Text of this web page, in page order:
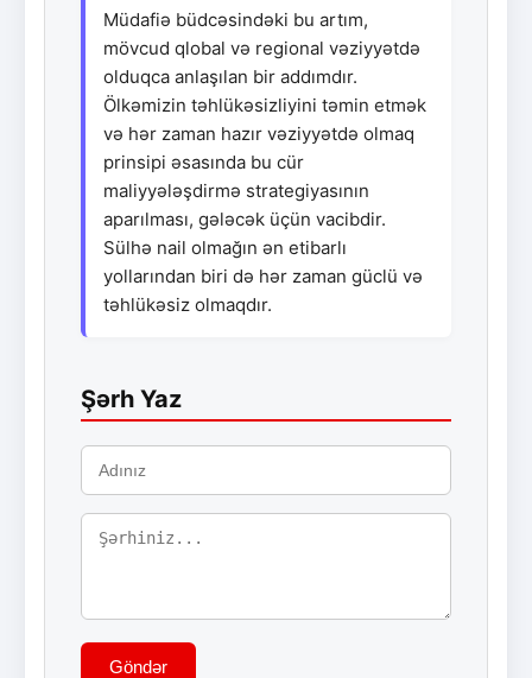
Müdafiə büdcəsindəki bu artım,
mövcud qlobal və regional vəziyyətdə
olduqca anlaşılan bir addımdır.
Ölkəmizin təhlükəsizliyini təmin etmək
və hər zaman hazır vəziyyətdə olmaq
prinsipi əsasında bu cür
maliyyələşdirmə strategiyasının
aparılması, gələcək üçün vacibdir.
Sülhə nail olmağın ən etibarlı
yollarından biri də hər zaman güclü və
təhlükəsiz olmaqdır.
Şərh Yaz
Göndər